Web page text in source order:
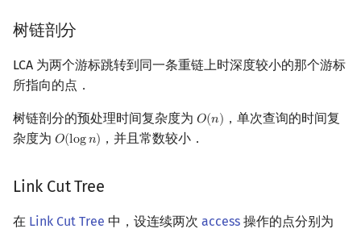
树链剖分
LCA 为两个游标跳转到同一条重链上时深度较小的那个游标
所指向的点．
树链剖分的预处理时间复杂度为 𝑂(𝑛)
O(n) ，单次查询的时间复
杂度为 𝑂(log𝑛)
O(logn) ，并且常数较小．
Link Cut Tree
在 Link Cut Tree 中，设连续两次 access 操作的点分别为